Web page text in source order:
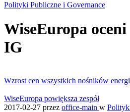
Polityki Publiczne i Governance
WiseEuropa
IG
Wzrost cen wszystkich nośników
WiseEuropa powiększa zespół
2017-02-27 przez office-main w